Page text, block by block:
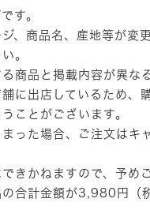
す。
、商品名、産地等が変
。
る商品と掲載内容が異な
に出店しているため、
ことがございます。
った場合、ご注文はキ
きかねますので、予め
合計金額が3,980円（